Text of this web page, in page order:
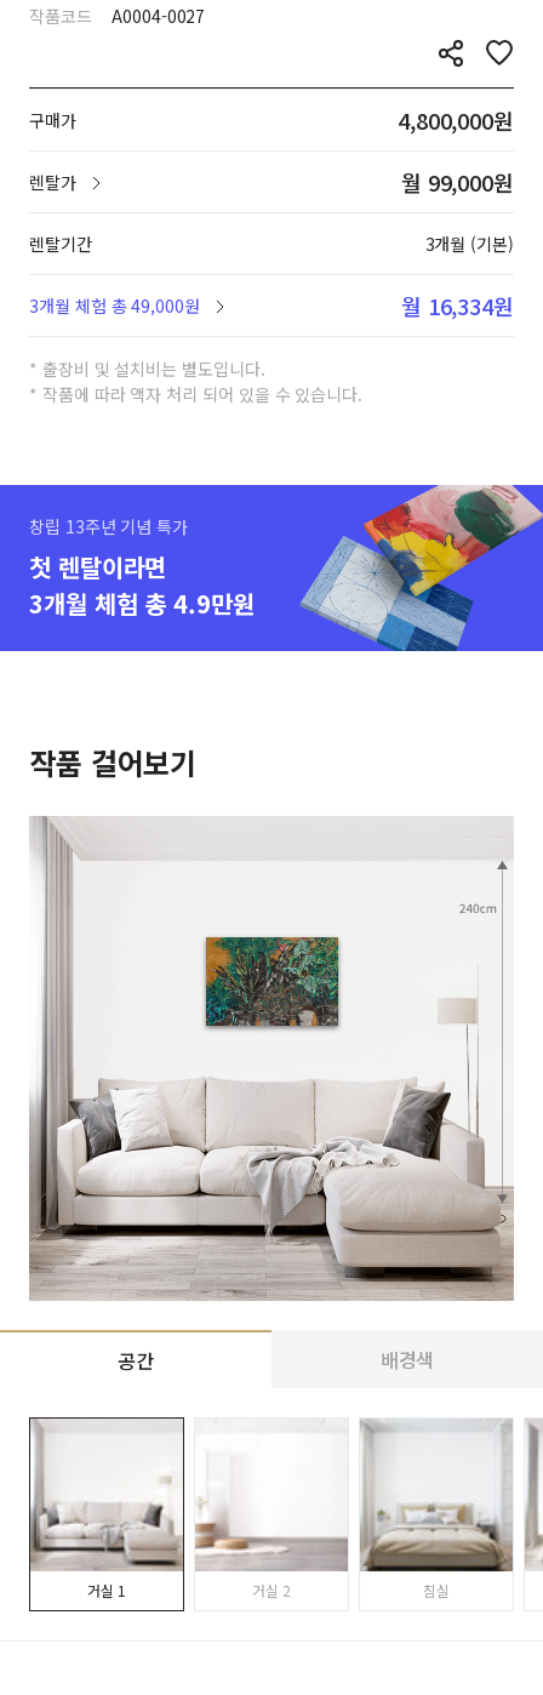
작품코드
A0004-0027
구매가 4,800,000원
렌탈가 월 99,000원
렌탈기간 3개월 (기본)
3개월 체험 총 49,000원 월 16,334원
* 출장비 및 설치비는 별도입니다.
* 작품에 따라 액자 처리 되어 있을 수 있습니다.
창립 13주년 기념 특가
첫 렌탈이라면
3개월 체험 총 4.9만원
작품 걸어보기
공간 배경색
거실 1 거실 2 침실